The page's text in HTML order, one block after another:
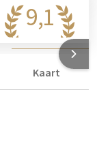
9,1
Kaart